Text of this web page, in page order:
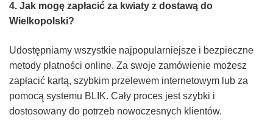
4. Jak mogę zapłacić za kwiaty z dostawą do
Wielkopolski?
Udostępniamy wszystkie najpopularniejsze i bezpieczne
metody płatności online. Za swoje zamówienie możesz
zapłacić kartą, szybkim przelewem internetowym lub za
pomocą systemu BLIK. Cały proces jest szybki i
dostosowany do potrzeb nowoczesnych klientów.